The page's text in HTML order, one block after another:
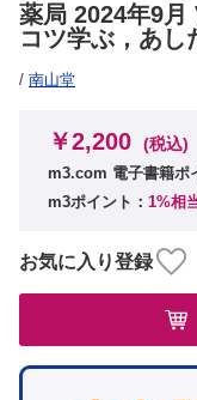
薬局 2024年9
コツ学ぶ，あし
/ 南山堂
￥2,200 (税込)
m3.com 電子書籍ポ
m3ポイント： 1%相
お気に入り登録